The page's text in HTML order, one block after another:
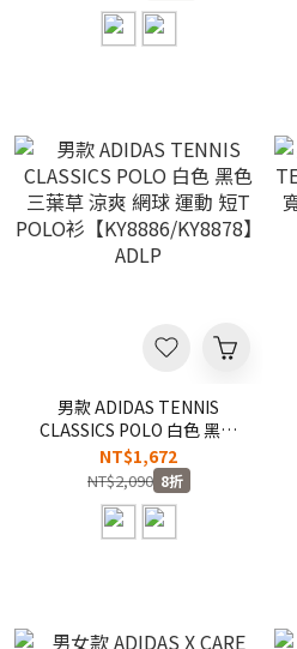
男款 ADIDAS TENNIS
CLASSICS POLO 白色 黑色
三葉草 涼爽 網球 運動 短T
POLO衫
【KY8886/KY8878】ADLP
NT$1,672
NT$2,090 8折